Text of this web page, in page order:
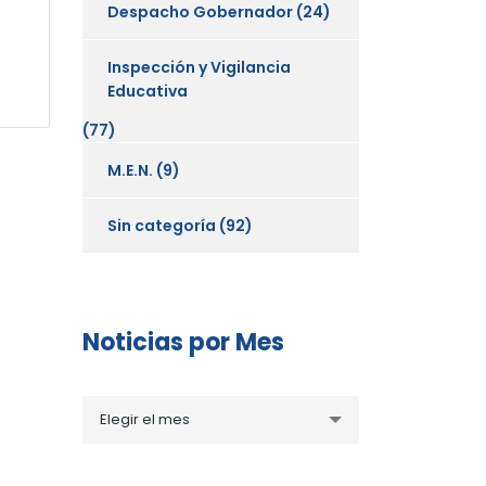
Despacho Gobernador (24)
Inspección y Vigilancia
Educativa
(77)
M.E.N. (9)
Sin categoría (92)
Noticias por Mes
porElegir el mes